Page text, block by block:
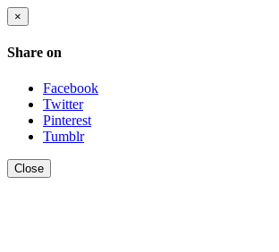
×
Share on
Facebook
Twitter
Pinterest
Tumblr
Close